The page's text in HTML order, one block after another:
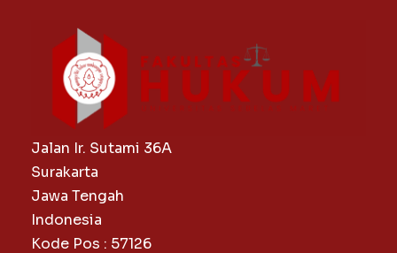
Jalan Ir. Sutami 36A
Surakarta
Jawa Tengah
Indonesia
Kode Pos : 57126